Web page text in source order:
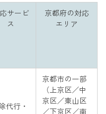
サービ
ス
京都府の対応
エリア
代行・
京都市の一部
（上京区／中
京区／東山区
／下京区／南